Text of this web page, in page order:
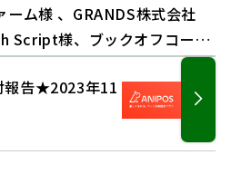
ーム様 、GRANDS株式会社
Script様、ブックオフコーポ
株式会社様
報告★2023年11